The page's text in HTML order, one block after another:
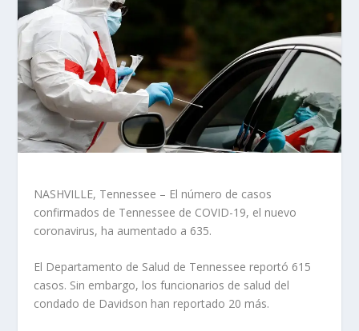
NASHVILLE, Tennessee – El número de casos
confirmados de Tennessee de COVID-19, el nuevo
coronavirus, ha aumentado a 635.
El Departamento de Salud de Tennessee reportó 615
casos. Sin embargo, los funcionarios de salud del
condado de Davidson han reportado 20 más.